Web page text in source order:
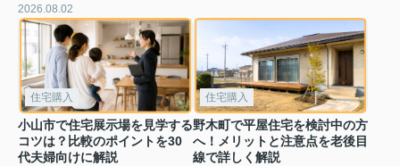
2026.08.02
住宅購入
小山市で住宅展示場を見学する
コツは？比較のポイントを30
代夫婦向けに解説
住宅購入
野木町で平屋住宅を検討中の方
へ！メリットと注意点を老後目
線で詳しく解説